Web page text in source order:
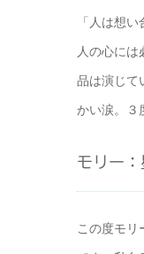
「人は想
人の心に
品は演じて
かい涙。３
モリー
この度モリ